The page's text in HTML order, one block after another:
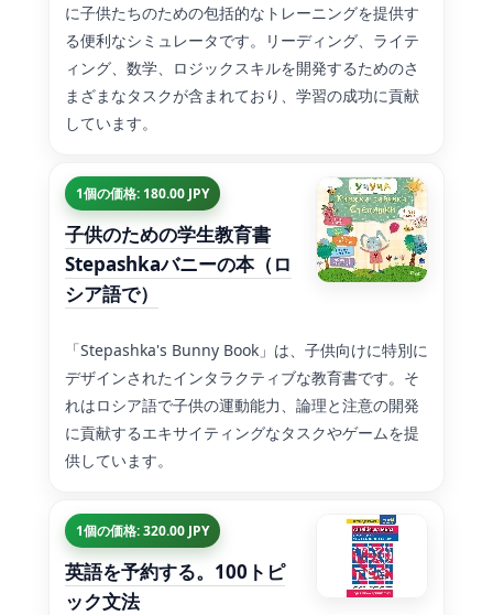
に子供たちのための包括的なトレーニングを提供す
る便利なシミュレータです。リーディング、ライテ
ィング、数学、ロジックスキルを開発するためのさ
まざまなタスクが含まれており、学習の成功に貢献
しています。
1個の価格: 180.00 JPY
子供のための学生教育書
Stepashkaバニーの本（ロ
シア語で）
「Stepashka's Bunny Book」は、子供向けに特別に
デザインされたインタラクティブな教育書です。そ
れはロシア語で子供の運動能力、論理と注意の開発
に貢献するエキサイティングなタスクやゲームを提
供しています。
1個の価格: 320.00 JPY
英語を予約する。100トピ
ック文法